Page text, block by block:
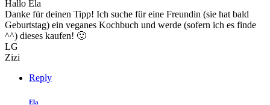
Hallo Ela
Danke für deinen Tipp! Ich suche für eine Freundin (sie hat bald
Geburtstag) ein veganes Kochbuch und werde (sofern ich es finde
^^) dieses kaufen! 🙂
LG
Zizi
Reply
Ela